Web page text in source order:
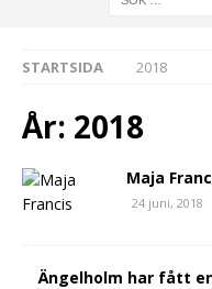
STARTSIDA 2018
År: 2018
Maja
24 juni, 2018
Ängelholm har fått